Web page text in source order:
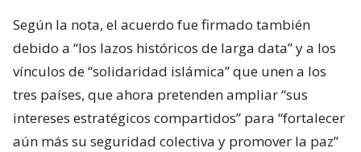
Según la nota, el acuerdo fue firmado también
debido a “los lazos históricos de larga data” y a los
vínculos de “solidaridad islámica” que unen a los
tres países, que ahora pretenden ampliar “sus
intereses estratégicos compartidos” para “fortalecer
aún más su seguridad colectiva y promover la paz”